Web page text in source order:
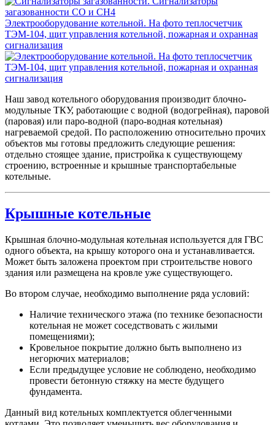
Электрооборудование котельной. На фото теплосчетчик
ТЭМ-104, щит управления котельной, пожарная и охранная
сигнализация
Наш завод котельного оборудования производит блочно-
модульные ТКУ, работающие с водной (водогрейная), паровой
(паровая) или паро-водной (паро-водная котельная)
нагреваемой средой. По расположению относительно прочих
объектов мы готовы предложить следующие решения:
отдельно стоящее здание, пристройка к существующему
строению, встроенные и крышные транспортабельные
котельные.
Крышные котельные
Крышная блочно-модульная котельная используется для ГВС
одного объекта, на крышу которого она и устанавливается.
Может быть заложена проектом при строительстве нового
здания или размещена на кровле уже существующего.
Во втором случае, необходимо выполнение ряда условий:
Наличие технического этажа (по технике безопасности
котельная не может соседствовать с жилыми
помещениями);
Кровельное покрытие должно быть выполнено из
негорючих материалов;
Если предыдущее условие не соблюдено, необходимо
провести бетонную стяжку на месте будущего
фундамента.
Данный вид котельных комплектуется облегченными